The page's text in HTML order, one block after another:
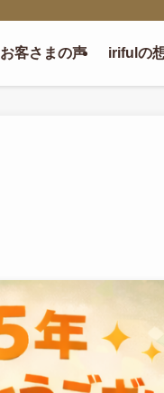
お客さまの声 irifulの